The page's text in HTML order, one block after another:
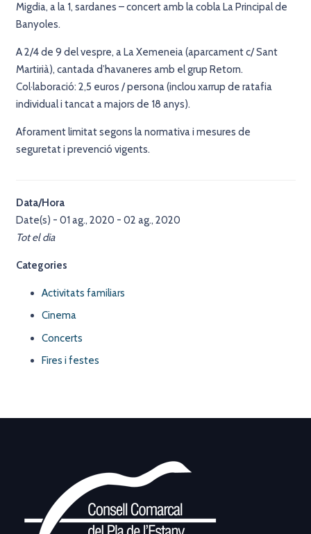
Migdia, a la 1, sardanes – concert amb la cobla La Principal de
Banyoles.
A 2/4 de 9 del vespre, a La Xemeneia (aparcament c/ Sant
Martirià), cantada d’havaneres amb el grup Retorn.
Col·laboració: 2,5 euros / persona (inclou xarrup de ratafia
individual i tancat a majors de 18 anys).
Aforament limitat segons la normativa i mesures de
seguretat i prevenció vigents.
Data/Hora
Date(s) - 01 ag., 2020 - 02 ag., 2020
Tot el dia
Categories
Activitats familiars
Cinema
Concerts
Fires i festes